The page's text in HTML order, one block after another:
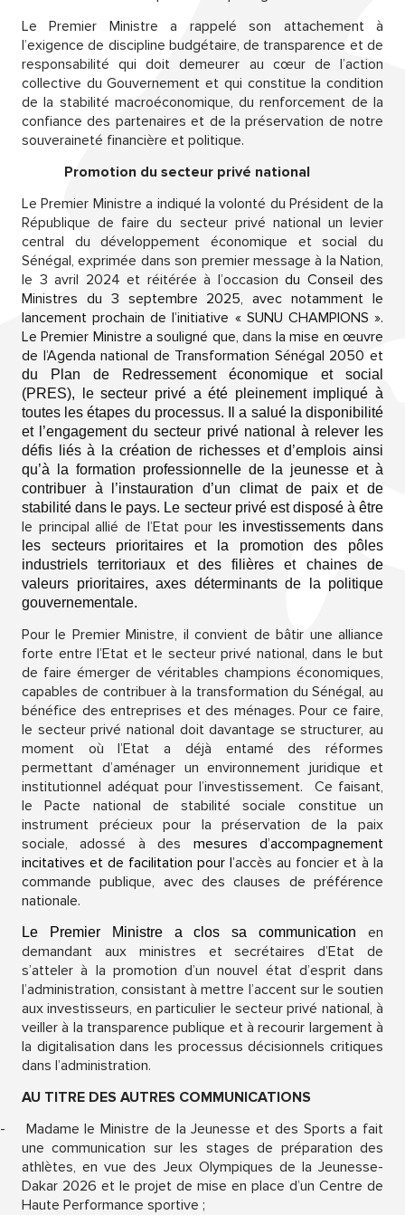
Le Premier Ministre a rappelé son attachement à
l’exigence de discipline budgétaire, de transparence et de
responsabilité qui doit demeurer au cœur de l’action
collective du Gouvernement et qui constitue la condition
de la stabilité macroéconomique, du renforcement de la
confiance des partenaires et de la préservation de notre
souveraineté financière et politique.
Promotion du secteur privé national
Le Premier Ministre a indiqué la volonté du Président de la
République de faire du secteur privé national un levier
central du développement économique et social du
Sénégal, exprimée dans son premier message à la Nation,
le 3 avril 2024 et réitérée à l’occasion du Conseil des
Ministres du 3 septembre 2025, avec notamment le
lancement prochain de l’initiative « SUNU CHAMPIONS ».
Le Premier Ministre a souligné que, dansla mise en œuvre
de l’Agenda national de Transformation Sénégal 2050 et
du Plan de Redressement économique et social
(PRES), le secteur privé a été pleinement impliqué à
toutes les étapes du processus. Il a salué la disponibilité
et l’engagement du secteur privé national à relever les
défis liés à la création de richesses et d’emplois ainsi
qu’à la formation professionnelle de la jeunesse et à
contribuer à l’instauration d’un climat de paix et de
stabilité dans le pays. Le secteur privé est disposé à être
le principal allié de l’Etat pour les investissements dans
les secteurs prioritaires et la promotion des pôles
industriels territoriaux et des filières et chaines de
valeurs prioritaires, axes déterminants de la politique
gouvernementale.
Pour le Premier Ministre, il convient de bâtir une alliance
forte entre l’Etat et le secteur privé national, dans le but
de faire émerger de véritables champions économiques,
capables de contribuer à la transformation du Sénégal, au
bénéfice des entreprises et des ménages. Pour ce faire,
le secteur privé national doit davantage se structurer, au
moment où l’Etat a déjà entamé des réformes
permettant d’aménager un environnement juridique et
institutionnel adéquat pour l’investissement.
Ce faisant,
le Pacte national de stabilité sociale constitue un
instrument précieux pour la préservation de la paix
sociale, adossé à des mesuresd’accompagnement
incitatives et de facilitation pour l’accès au foncier et à la
commande publique, avec des clauses de préférence
nationale.
Le Premier Ministre a clos sa communication
en
demandant aux ministres et secrétaires d’Etat de
s’atteler à la promotion d’un nouvel état d’esprit dans
l’administration, consistant à mettre l’accent sur le soutien
aux investisseurs, en particulier le secteur privé national, à
veiller à la transparence publique et à recourir largement à
la digitalisation dans les processus décisionnels critiques
dans l’administration.
AU TITRE DES AUTRES COMMUNICATIONS
-
Madame le Ministre de la Jeunesse et des Sports a fait
une communication sur les stages de préparation des
athlètes, en vue des Jeux Olympiques de la Jeunesse-
Dakar 2026 et le projet de mise en place d’un Centre de
Haute Performance sportive ;